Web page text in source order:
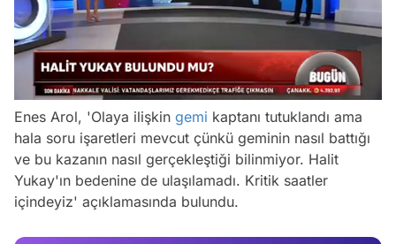
/
Enes Arol, 'Olaya ilişkin gemi kaptanı tutuklandı ama
hala soru işaretleri mevcut çünkü geminin nasıl battığı
ve bu kazanın nasıl gerçekleştiği bilinmiyor. Halit
Yukay'ın bedenine de ulaşılamadı. Kritik saatler
içindeyiz' açıklamasında bulundu.
Video